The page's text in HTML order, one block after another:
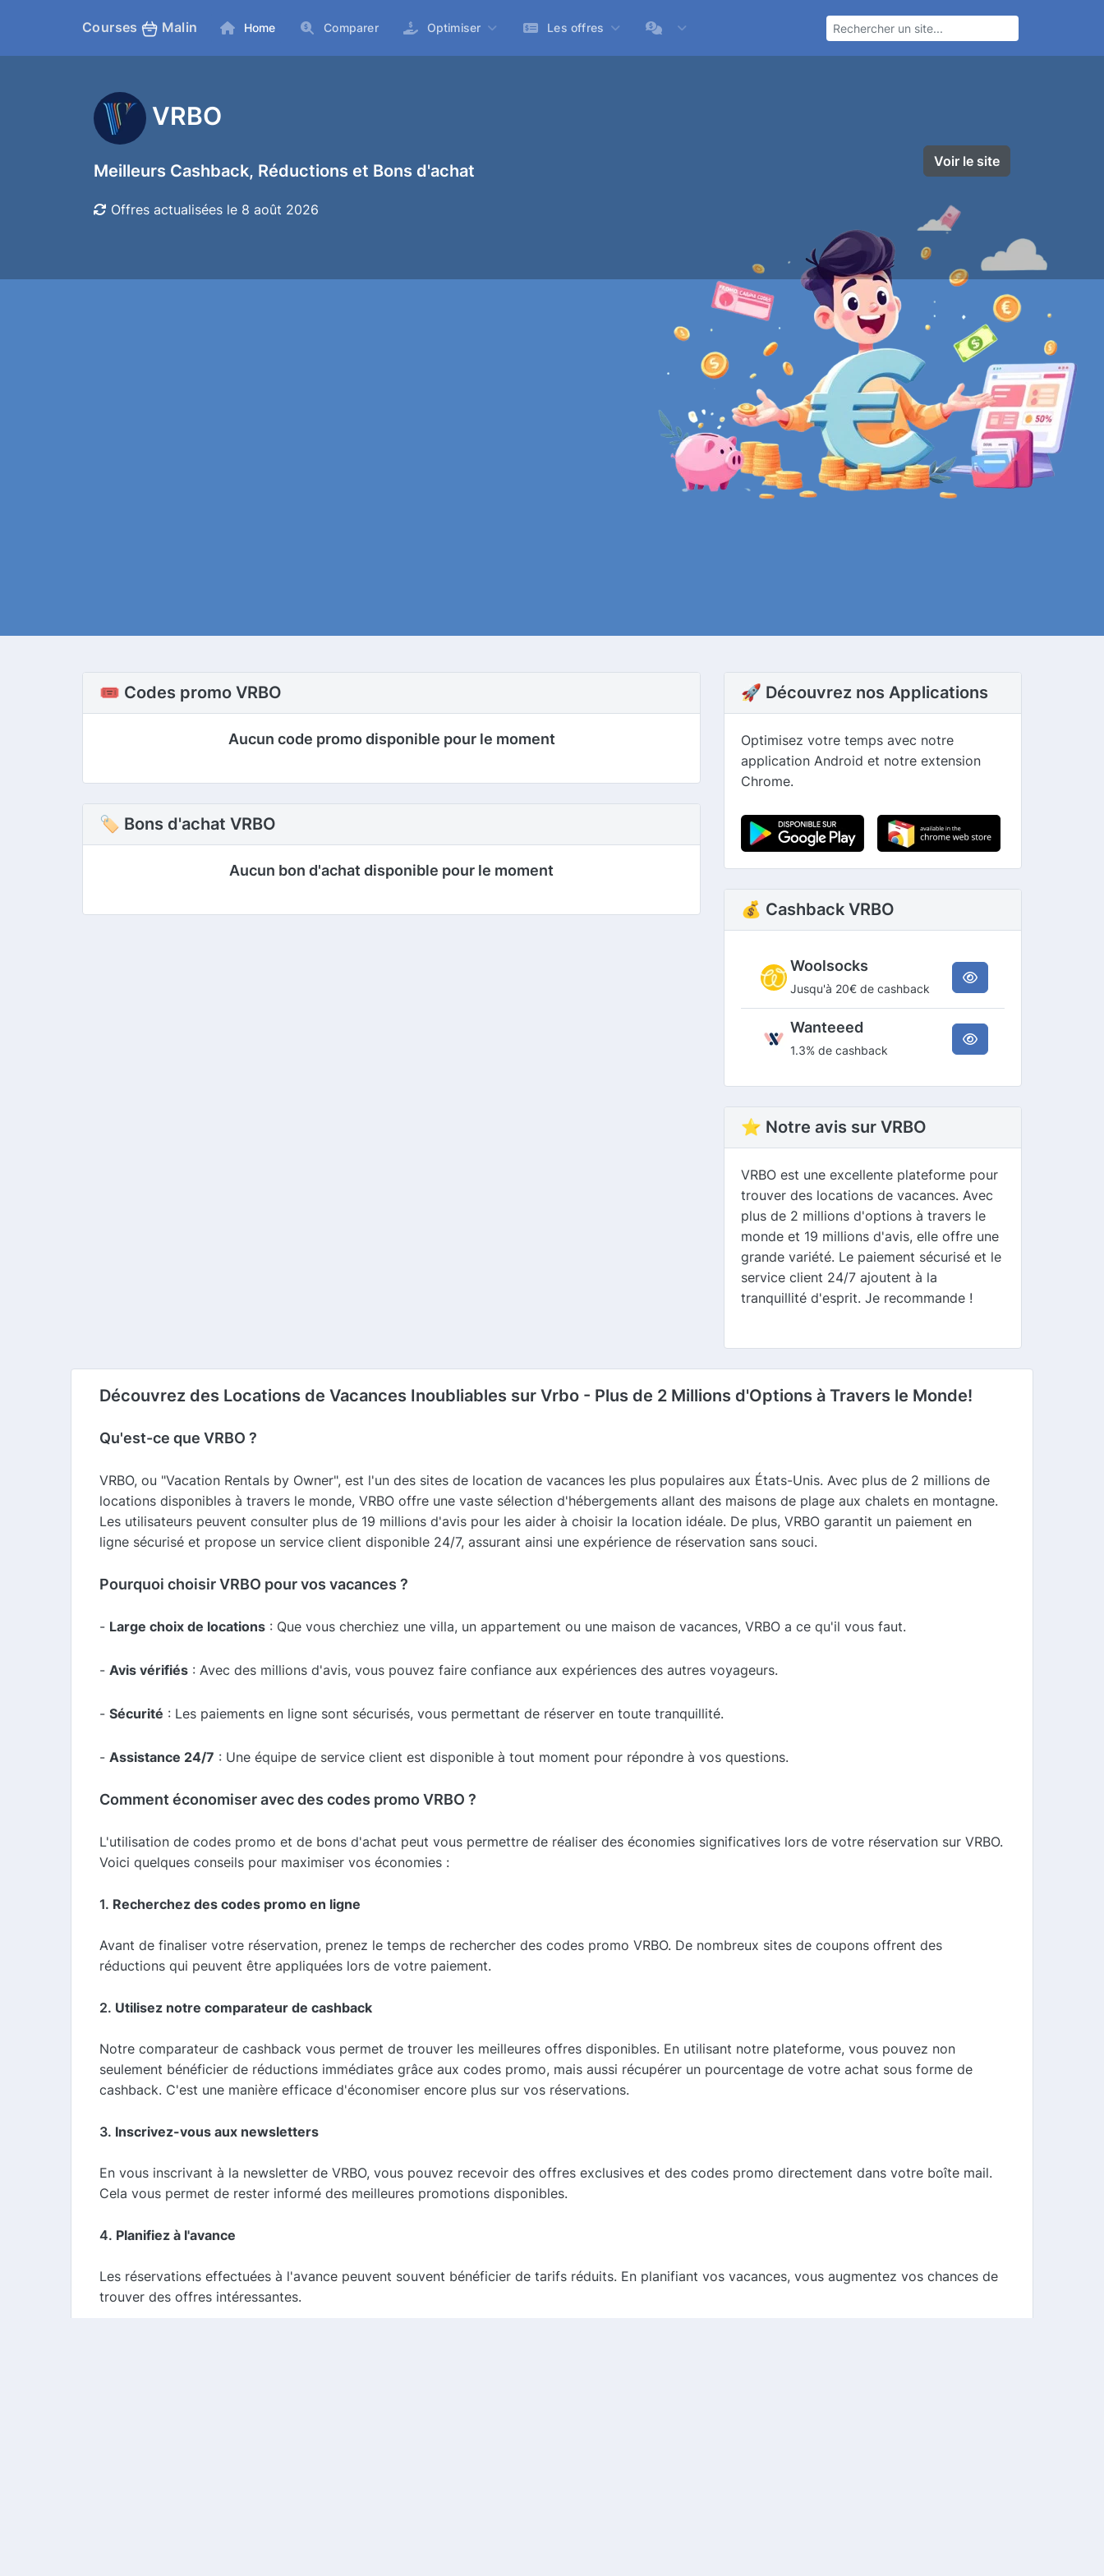
Courses Malin Home Comparer Optimiser Les offres
VRBO
Meilleurs Cashback, Réductions et Bons d'achat
Offres actualisées le 8 août 2026
Voir le site
🎟️ Codes promo VRBO
Aucun code promo disponible pour le moment
🏷 Bons d'achat VRBO
Aucun bon d'achat disponible pour le moment
🚀 Découvrez nos Applications
Optimisez votre temps avec notre
application Android et notre extension
Chrome.
💰 Cashback VRBO
Woolsocks
Jusqu'à 20€ de cashback
Wanteeed
1.3% de cashback
⭐ Notre avis sur VRBO
VRBO est une excellente plateforme pour
trouver des locations de vacances. Avec
plus de 2 millions d'options à travers le
monde et 19 millions d'avis, elle offre une
grande variété. Le paiement sécurisé et le
service client 24/7 ajoutent à la
tranquillité d'esprit. Je recommande !
Découvrez des Locations de Vacances Inoubliables sur Vrbo - Plus de 2 Millions d'Options à Travers le Monde!
Qu'est-ce que VRBO ?
VRBO, ou "Vacation Rentals by Owner", est l'un des sites de location de vacances les plus populaires aux États-Unis. Avec plus de 2 millions de
locations disponibles à travers le monde, VRBO offre une vaste sélection d'hébergements allant des maisons de plage aux chalets en montagne.
Les utilisateurs peuvent consulter plus de 19 millions d'avis pour les aider à choisir la location idéale. De plus, VRBO garantit un paiement en
ligne sécurisé et propose un service client disponible 24/7, assurant ainsi une expérience de réservation sans souci.
Pourquoi choisir VRBO pour vos vacances ?
- Large choix de locations : Que vous cherchiez une villa, un appartement ou une maison de vacances, VRBO a ce qu'il vous faut.
- Avis vérifiés : Avec des millions d'avis, vous pouvez faire confiance aux expériences des autres voyageurs.
- Sécurité : Les paiements en ligne sont sécurisés, vous permettant de réserver en toute tranquillité.
- Assistance 24/7 : Une équipe de service client est disponible à tout moment pour répondre à vos questions.
Comment économiser avec des codes promo VRBO ?
L'utilisation de codes promo et de bons d'achat peut vous permettre de réaliser des économies significatives lors de votre réservation sur VRBO.
Voici quelques conseils pour maximiser vos économies :
1. Recherchez des codes promo en ligne
Avant de finaliser votre réservation, prenez le temps de rechercher des codes promo VRBO. De nombreux sites de coupons offrent des
réductions qui peuvent être appliquées lors de votre paiement.
2. Utilisez notre comparateur de cashback
Notre comparateur de cashback vous permet de trouver les meilleures offres disponibles. En utilisant notre plateforme, vous pouvez non
seulement bénéficier de réductions immédiates grâce aux codes promo, mais aussi récupérer un pourcentage de votre achat sous forme de
cashback. C'est une manière efficace d'économiser encore plus sur vos réservations.
3. Inscrivez-vous aux newsletters
En vous inscrivant à la newsletter de VRBO, vous pouvez recevoir des offres exclusives et des codes promo directement dans votre boîte mail.
Cela vous permet de rester informé des meilleures promotions disponibles.
4. Planifiez à l'avance
Les réservations effectuées à l'avance peuvent souvent bénéficier de tarifs réduits. En planifiant vos vacances, vous augmentez vos chances de
trouver des offres intéressantes.